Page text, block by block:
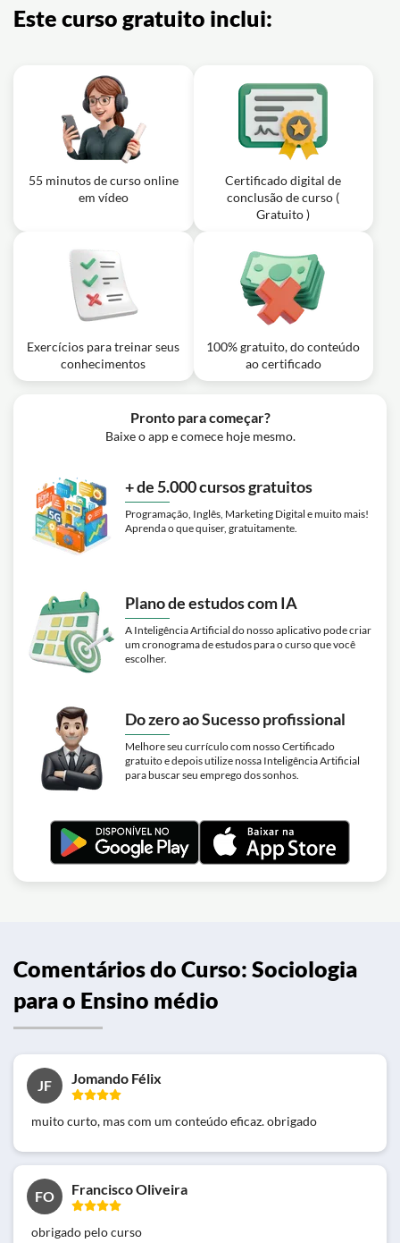
Exercício: _Qual é a definição de cultura?
Exercício: _Qual é a definição de cidadania?
Sociologia - Ens. Médio - Telecurso
Exercício: _De acordo com o curso de Sociologia para o
Ensino Médio, a desigualdade é um fenômeno:
Este curso gratuito inclui:
55 minutos de curso online
em vídeo
Certificado digital de
conclusão de curso (
Gratuito )
Exercícios para treinar seus
conhecimentos
100% gratuito, do conteúdo
ao certificado
Pronto para começar?
Baixe o app e comece hoje mesmo.
+ de 5.000 cursos gratuitos
Programação, Inglês, Marketing Digital e muito mais!
Aprenda o que quiser, gratuitamente.
Plano de estudos com IA
A Inteligência Artificial do nosso aplicativo pode criar
um cronograma de estudos para o curso que você
escolher.
Do zero ao Sucesso profissional
Melhore seu currículo com nosso Certificado
gratuito e depois utilize nossa Inteligência Artificial
para buscar seu emprego dos sonhos.
Comentários do Curso: Sociologia
para o Ensino médio
JF Jomando Félix
muito curto, mas com um conteúdo eficaz. obrigado
FO Francisco Oliveira
obrigado pelo curso